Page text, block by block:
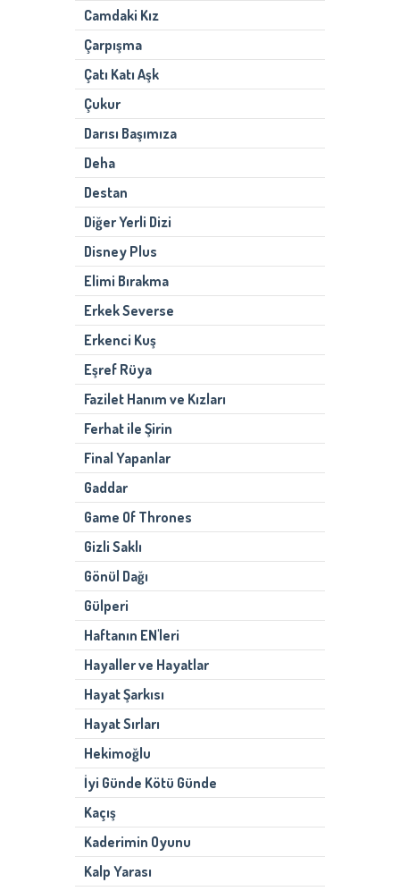
Camdaki Kız
Çarpışma
Çatı Katı Aşk
Çukur
Darısı Başımıza
Deha
Destan
Diğer Yerli Dizi
Disney Plus
Elimi Bırakma
Erkek Severse
Erkenci Kuş
Eşref Rüya
Fazilet Hanım ve Kızları
Ferhat ile Şirin
Final Yapanlar
Gaddar
Game Of Thrones
Gizli Saklı
Gönül Dağı
Gülperi
Haftanın EN'leri
Hayaller ve Hayatlar
Hayat Şarkısı
Hayat Sırları
Hekimoğlu
İyi Günde Kötü Günde
Kaçış
Kaderimin Oyunu
Kalp Yarası